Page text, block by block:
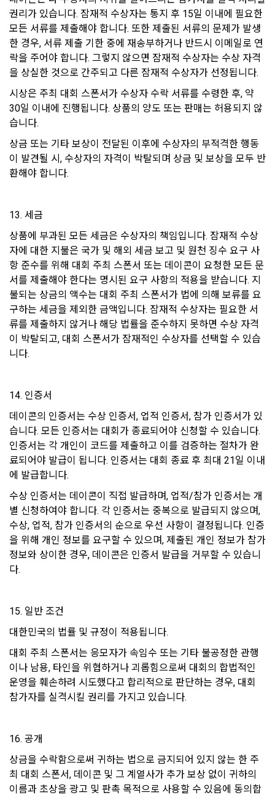
닫기 재발송
확인
원”은 언제든지 원하는 경우에 “회사”에게 수신거절을 할 수 있
다.
제 19 조 (회사의 책임과 권한)
1. "회사"는 "개인회원" 또는 “인재회원”의 개인정보를 “기업회
원”의 요구에 따라 필터링 작업을 수행할 수 있다.
2. “회사”는 “개인회원” 또는 “인재회원”이 회원가입시 또는 인재
풀 등록시에 입력한 개인정보에 오자, 탈자 또는 사회적 통념에
어긋나는 문구와 내용, 명백하게 허위의 사실에 기초한 내용이
있을 경우, 이를 사전통보 없이 언제든지 삭제하거나 수정할 수
있다.
포될 수 있다. 단, 활용되는 정보에는 개인을 식별할 수 있는 개
인정보는 제외한다.
4. “회사”는 "기업회원”이 “사이트”에서 정당한 절차를 거쳐 열람
한 “개인회원” 또는 “인재회원”의 개인정보를 “기업회원”의 인사
자료로 활용하는 목적으로 제공할 수 있다.
5. “회원”이 “회사”가 제공하는 서비스 내에 작성∙등록한 게시물
이나 자료 등의 지식재산권은 “회원”에게 귀속하나, “회사”는 그
중 공개된 것에 한하여 이를 “사이트”에 배포할 수 있다.
6. “회사”는 “회원”과 “기업회원”의 지식재산권을 보호하기 위해
성실하게 주의의무를 다한다.
1. "회사"는 본 약관에서 정한 바에 따라 계속적, 안정적으로 서
비스를 제공할 수 있도록 최선의 노력을 다해야 한다.
2. “회사”는 “회원”의 개인 신상정보를 본인의 승낙 없이 타인에
게 누설, 배포하지 않는다. 다만, 관계법령에 의한 국가 기관 등
의 합법적인 요구가 있는 경우에는 예외로 한다.
3. "회사"는 서비스와 관련한 "회원"의 불만사항이 접수되는 경
우 이를 즉시 처리하여야 하며, 즉시 처리가 곤란한 경우에는 그
사유와 처리일정을 서비스 화면 또는 기타 방법을 통해 동 "회
원"에게 통지하여야 한다.
4. 천재지변 등 예측하지 못한 일이 발생하거나 시스템의 장애
가 발생하여 서비스가 중단될 경우 이에 대한 손해에 대해서는
정한 기간 동안 보존한다. 보존기간은 “전자상거래 등에서의 소
같이 따른다.
가. 계약 또는 청약철회 등에 관한 기록 : 5년
나. 대금결제 및 재화 및 서비스 등의 공급에 관한 기록 : 5년
다. 소비자의 불만 또는 분쟁처리에 관한 기록 : 3년
1. "회원"은 관계법령과 본 약관의 규정 및 기타 "회사"가 통지하
는 사항을 준수하여야 하며, 기타 "회사"의 업무에 방해되는 행
위를 해서는 안된다. 이를 위반하는 경우 “회원”은 서비스 이용
지 않은 회원의 개인정보를 별도로 분리 보관하여 관리하고 있
습니다.
1) 파기절차
이용자가 회원가입 등을 위해 입력한 정보는 목적이 달성된 후
별도의 DB로 옮겨져(종이의 경우 별도의 서류함) 내부 방침 및
기타 관련법령에 의해 정보보호 사유에 따라 일정 기간 저장된
후 파기됩니다. 별도 DB로 옮겨진 개인정보는 법률에 의한 경우
가 아니고는 다른 목적으로 이용되지 않습니다.
2) 파기방법
수 없는 기술적 방법을 사용하여 삭제합니다.
8. 개인정보 자동 수집 장치의 설치, 운영 및 거부에 관한 사항
1) 쿠키란
웹사이트를 운영하는데 이용되는 서버가 이용자의 브라우저에
보내는 작은 텍스트 파일로 이용자의 하드디스크에 저장됩니다.
2) 쿠키의 사용 목적
"회사"가 쿠키를 통해 수집하는 정보는 '2. 수집하는 개인정보 항
3) 쿠키 설치, 운영 및 거부
이용자는 쿠키 설치에 대한 선택권을 가지고 있습니다. 웹 브라
우저에서 옵션을 설정함으로써 모든 쿠키를 허용하거나, 쿠키가
저장될 때마다 확인을 거치거나, 아니면 모든 쿠키의 저장을 거
부할 수도 있습니다. 쿠키 설치 허용 여부를 지정하는 방법
(Internet Explorer의 경우)은 다음과 같습니다. 예)웹 브라우저
상단의 도구 > 인터넷 옵션 > 개인정보
단, 쿠키의 저장을 거부할 경우에는 로그인이 필요한 일부 서비
스 이용에 어려움이 있을 수 있습니다.
이용자의 개인정보는 비밀번호에 의해 보호되며, 파일 및 각종
데이터는 암호화하거나 파일 잠금 기능을 통해 별도의 보안기능
을 통해 보호하고 있습니다.
2) 해킹 등에 대비한 대책
모든 데이터가 고도의 보안이 유지되는 데이터 센터에 보관되고
장하지 않습니다.
3) 개인정보 처리 직원의 교육
개인정보관련 처리 직원은 최소한의 인원으로 구성되며, 새로운
권리가 있습니다. 잠재적 수상자는 통지 후 15일 이내에 필요한
모든 서류를 제출해야 합니다. 또한 제출된 서류의 문제가 발생
한 경우, 서류 제출 기한 중에 재송부하거나 반드시 이메일로 연
락을 주어야 합니다. 그렇지 않으면 잠재적 수상자는 수상 자격
을 상실한 것으로 간주되고 다른 잠재적 수상자가 선정됩니다.
시상은 주최 대회 스폰서가 수상자 수락 서류를 수령한 후, 약
30일 이내에 진행됩니다. 상품의 양도 또는 판매는 허용되지 않
습니다.
상금 또는 기타 보상이 전달된 이후에 수상자의 부적격한 행동
이 발견될 시, 수상자의 자격이 박탈되며 상금 및 보상을 모두 반
환해야 합니다.
13. 세금
상품에 부과된 모든 세금은 수상자의 책임입니다. 잠재적 수상
자에 대한 지불은 국가 및 해외 세금 보고 및 원천 징수 요구 사
항 준수를 위해 대회 주최 스폰서 또는 데이콘이 요청한 모든 문
서를 제출해야 한다는 명시된 요구 사항의 적용을 받습니다. 지
불되는 상금의 액수는 대회 주최 스폰서가 법에 의해 보류를 요
구하는 세금을 제외한 금액입니다. 잠재적 수상자는 필요한 서
류를 제출하지 않거나 해당 법률을 준수하지 못하면 수상 자격
이 박탈되고, 대회 스폰서가 잠재적인 수상자를 선택할 수 있습
니다.
14. 인증서
데이콘의 인증서는 수상 인증서, 업적 인증서, 참가 인증서가 있
습니다. 모든 인증서는 대회가 종료되어야 신청할 수 있습니다.
인증서는 각 개인이 코드를 제출하고 이를 검증하는 절차가 완
료되어야 발급이 됩니다. 인증서는 대회 종료 후 최대 21일 이내
에 발급합니다.
수상 인증서는 데이콘이 직접 발급하며, 업적/참가 인증서는 개
별 신청하여야 합니다. 각 인증서는 중복으로 발급되지 않으며,
수상, 업적, 참가 인증서의 순으로 우선 사항이 결정됩니다. 인증
을 위해 개인 정보를 요구할 수 있으며, 제출된 개인 정보가 참가
정보와 상이한 경우, 데이콘은 인증서 발급을 거부할 수 있습니
다.
15. 일반 조건
대한민국의 법률 및 규정이 적용됩니다.
대회 주최 스폰서는 응모자가 속임수 또는 기타 불공정한 관행
이나 남용, 타인을 위협하거나 괴롭힘으로써 대회의 합법적인
운영을 훼손하려 시도했다고 합리적으로 판단하는 경우, 대회
참가자를 실격시킬 권리를 가지고 있습니다.
16. 공개
상금을 수락함으로써 귀하는 법으로 금지되어 있지 않는 한 주
최 대회 스폰서, 데이콘 및 그 계열사가 추가 보상 없이 귀하의
이름과 초상을 광고 및 판촉 목적으로 사용할 수 있음에 동의합